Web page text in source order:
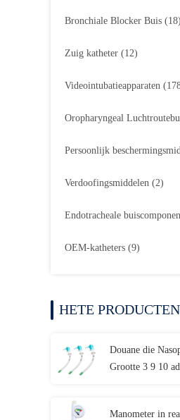
Bronchiale Blocker Buis (18)
Zuig katheter (12)
Videointubatieapparaten
Oropharyngeal
Persoonlijk
Verdoofingsmiddelen (2)
Endotracheale
OEM-katheters (9)
HETE PRODUCTEN
Douane die
Grootte 3 9 10
Manometer in